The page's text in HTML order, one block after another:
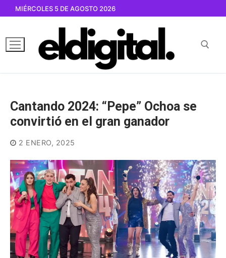
contenido
MIÉRCOLES 5 DE AGOSTO 2026
Cantando 2024: “Pepe” Ochoa se
convirtió en el gran ganador
2 ENERO, 2025